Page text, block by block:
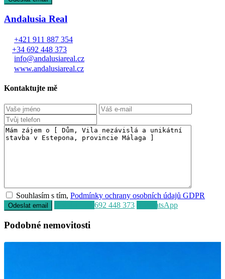
Andalusia Real
+421 911 887 354
+34 692 448 373
info@andalusiareal.cz
www.andalusiareal.cz
Kontaktujte mě
Souhlasím s tím,Podmínky ochrany osobních údajů GDPR
+34 692 448 373 WhatsApp
Podobné nemovitosti